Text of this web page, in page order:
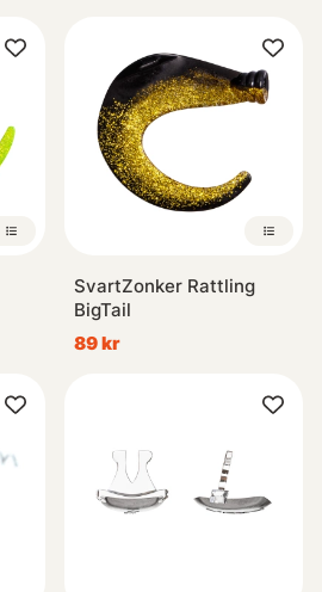
SvartZonker Rattling
BigTail
89 kr